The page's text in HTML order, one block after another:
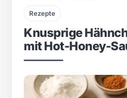
Rezepte
Knusprige
mit Hot-Honey-